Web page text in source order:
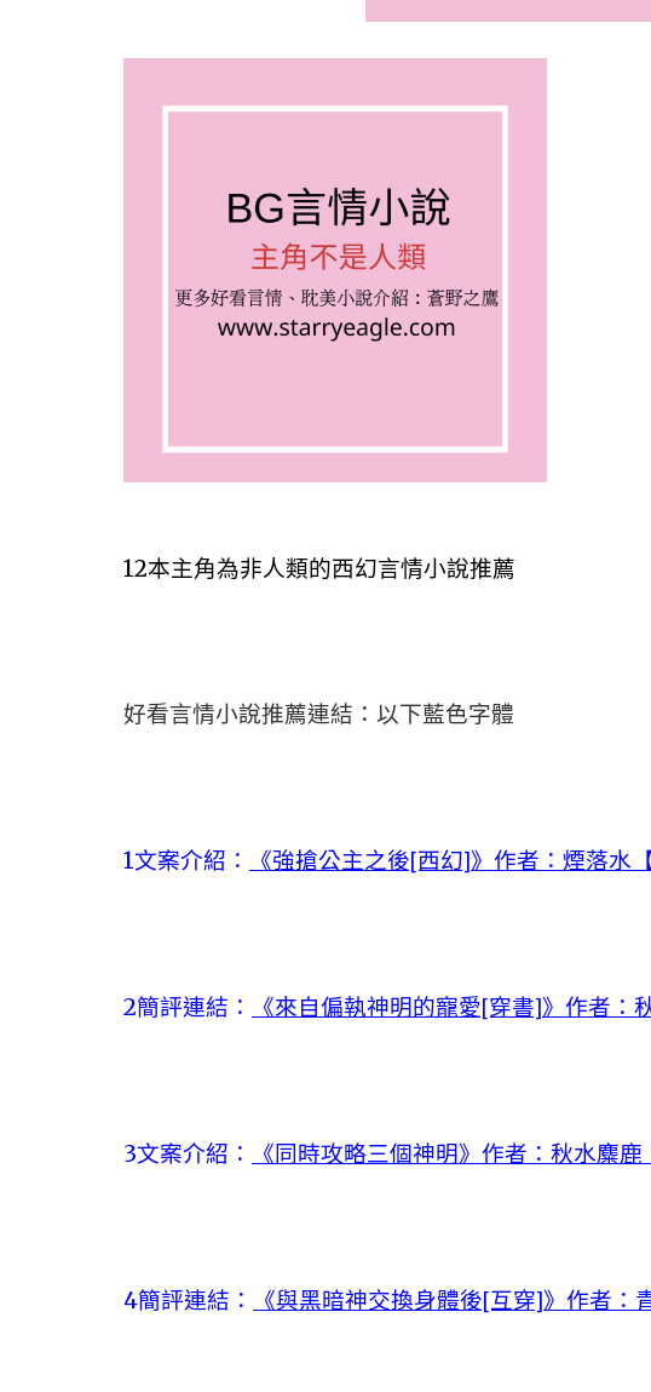
12本主角為非人類的西幻言情小說推薦
好看言情小說推薦連結：以下藍色字體
1文案介紹： 《強搶公主之後[西幻]》作者：煙落水
2簡評連結： 《來自偏執神明的寵愛[穿書]》作者：
3文案介紹： 《同時攻略三個神明》作者：秋水麋鹿
4簡評連結： 《與黑暗神交換身體後[互穿]》作者：